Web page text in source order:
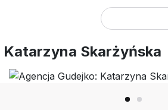
Katarzyna Skarżyńska